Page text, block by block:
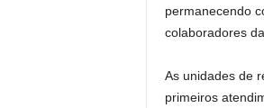
permanecendo
colaboradores
As unidades de
primeiros